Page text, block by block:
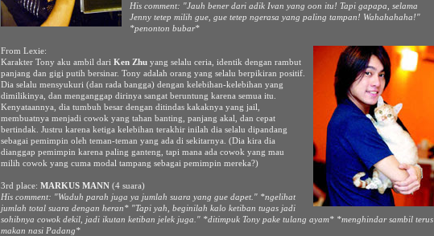
His comment: "Jauh bener dari adik Ivan yang oon itu! Tapi gapapa, selama
Jenny tetep milih gue, gue tetep ngerasa yang paling tampan! Wahahahaha!"
*penonton bubar*
From Lexie:
Karakter Tony aku ambil dari Ken Zhu yang selalu ceria, identik dengan rambut
panjang dan gigi putih bersinar. Tony adalah orang yang selalu berpikiran positif.
Dia selalu mensyukuri (dan rada bangga) dengan kelebihan-kelebihan yang
dimilikinya, dan menganggap dirinya sangat beruntung karena semua itu.
Kenyataannya, dia tumbuh besar dengan ditindas kakaknya yang jail,
membuatnya menjadi cowok yang tahan banting, panjang akal, dan cepat
bertindak. Justru karena ketiga kelebihan terakhir inilah dia selalu dipandang
sebagai pemimpin oleh teman-teman yang ada di sekitarnya. (Dia kira dia
dianggap pemimpin karena paling ganteng, tapi mana ada cowok yang mau
milih cowok yang cuma modal tampang sebagai pemimpin mereka?)
3rd place: MARKUS MANN (4 suara)
His comment: "Waduh parah juga ya jumlah suara yang gue dapet." *ngelihat
jumlah total suara dengan heran* "Tapi yah, beginilah kalo ketiban tugas jadi
sohibnya cowok dekil, jadi ikutan ketiban jelek juga." *ditimpuk Tony pake tulang ayam* *menghindar sambil terus
makan nasi Padang*